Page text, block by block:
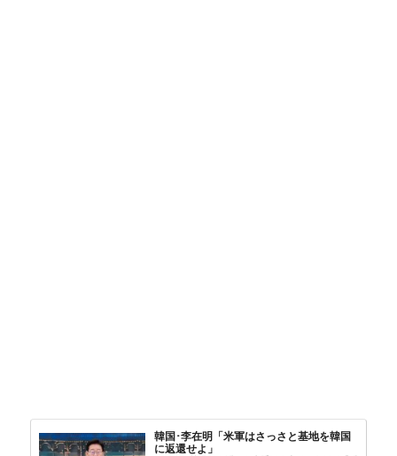
韓国･李在明「米軍はさっさと基地を韓国
に返還せよ」